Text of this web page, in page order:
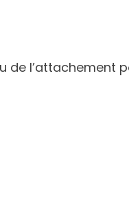
de l’attachement